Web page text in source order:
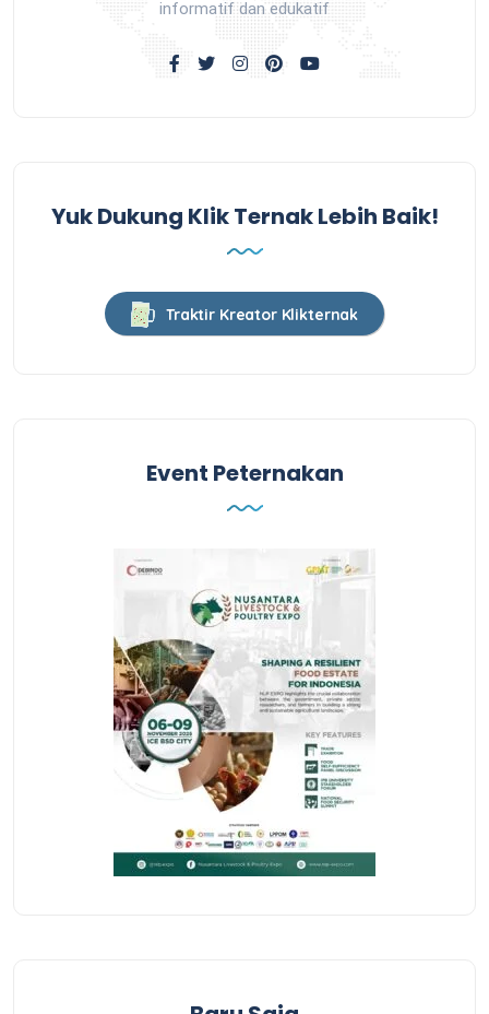
informatif dan edukatif
Yuk Dukung Klik Ternak Lebih Baik!
Traktir Kreator Klikternak
Event Peternakan